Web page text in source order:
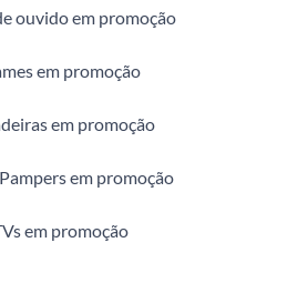
ouvido em promoção
em promoção
em promoção
em promoção
em promoção